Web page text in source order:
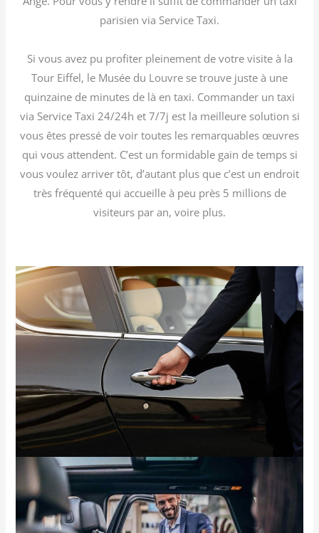
parisien via Service Taxi.
Si vous avez pu profiter pleinement de votre visite à la
Tour Eiffel, le Musée du Louvre se trouve juste à une
quinzaine de minutes de là en taxi. Commander un taxi
via Service Taxi 24/24h et 7/7j est la meilleure solution si
vous êtes pressé de voir toutes les remarquables œuvres
qui vous attendent. C’est un formidable gain de temps si
vous voulez arriver tôt, d’autant plus que c’est un endroit
très fréquenté qui accueille à peu près 5 millions de
visiteurs par an, voire plus.